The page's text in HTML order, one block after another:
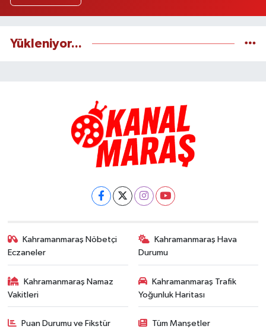
Yükleniyor...
Kahramanmaraş Nöbetçi
Eczaneler
Kahramanmaraş Hava
Durumu
Kahramanmaraş Namaz
Vakitleri
Kahramanmaraş Trafik
Yoğunluk Haritası
Puan Durumu ve Fikstür Tüm Manşetler